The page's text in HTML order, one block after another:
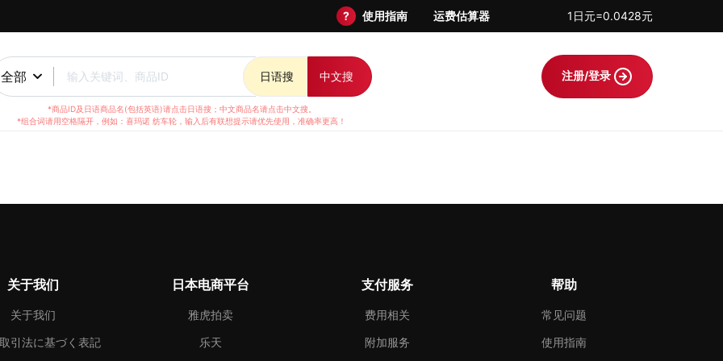
? 使用指南 运费估算器 1日元=0.0428元
全部 输入关键词、商品ID 日语搜 中文搜
*商品ID及日语商品名(包括英语)请点击日语搜；中文商品名请点击中文搜。
*组合词请用空格隔开，例如：喜玛诺 纺车轮，输入后有联想提示请优先使用，准确率更高！
注册/登录
关于我们
关于我们
引法に基づく表記
日本电商平台
雅虎拍卖
乐天
支付服务
费用相关
附加服务
帮助
常见问题
使用指南